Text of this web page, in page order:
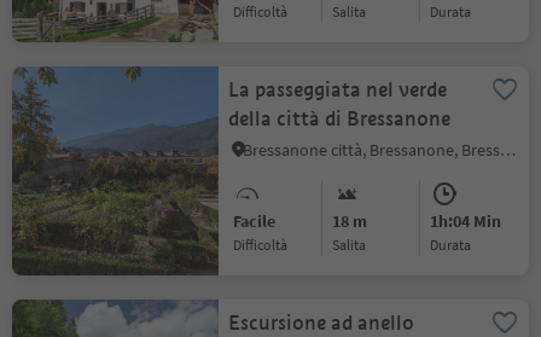
Difficoltà Salita durata
La passeggiata nel verde
della città di Bressanone
Bressanone città, Bressanone, Bressanone e dintorni
Facile
Difficoltà
18 m
Salita
1h:04 Min
durata
Escursione ad anello